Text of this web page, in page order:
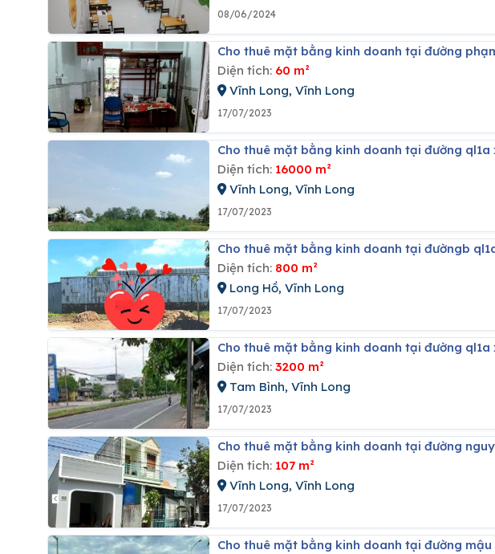
08/06/2024
Cho thuê mặt bằng kinh doanh tại đường
Diện tích: 60 m²
Vĩnh Long, Vĩnh Long
17/07/2023
Cho thuê mặt bằng kinh doanh tại đường
Diện tích: 16000 m²
Vĩnh Long, Vĩnh Long
17/07/2023
Cho thuê mặt bằng kinh doanh tại đườngb
Diện tích: 800 m²
Long Hồ, Vĩnh Long
17/07/2023
Cho thuê mặt bằng kinh doanh tại đường
Diện tích: 3200 m²
Tam Bình, Vĩnh Long
17/07/2023
Cho thuê mặt bằng kinh doanh tại đường
Diện tích: 107 m²
Vĩnh Long, Vĩnh Long
17/07/2023
Cho thuê mặt bằng kinh doanh tại đường